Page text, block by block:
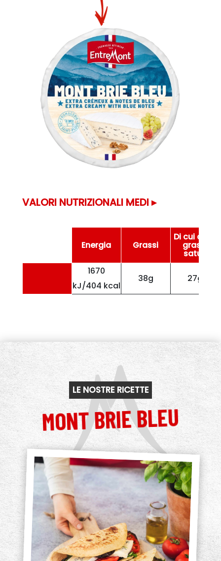
VALORI NUTRIZIONALI MEDI ▸
Energia Grassi
Di cui acidi
grassi
saturi
1670
kJ/404 kcal
38g 27g
LE NOSTRE RICETTE
MONT BRIE BLEU